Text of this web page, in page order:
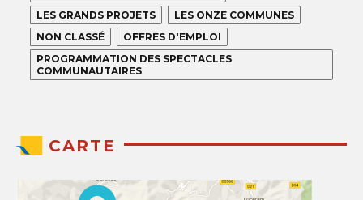
LES GRANDS PROJETS
LES ONZE COMMUNES
NON CLASSÉ
OFFRES D'EMPLOI
PROGRAMMATION DES SPECTACLES
COMMUNAUTAIRES
CARTE